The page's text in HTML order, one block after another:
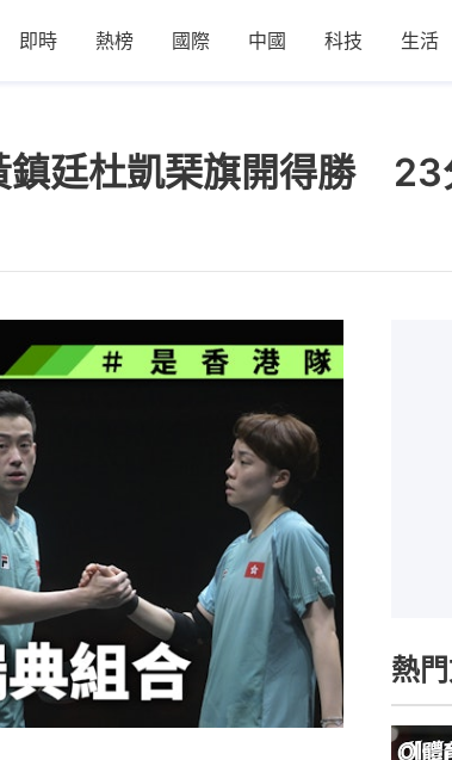
即時 熱榜 國際 中國 科技 生活
鎮廷杜凱琹旗開得勝 23
熱